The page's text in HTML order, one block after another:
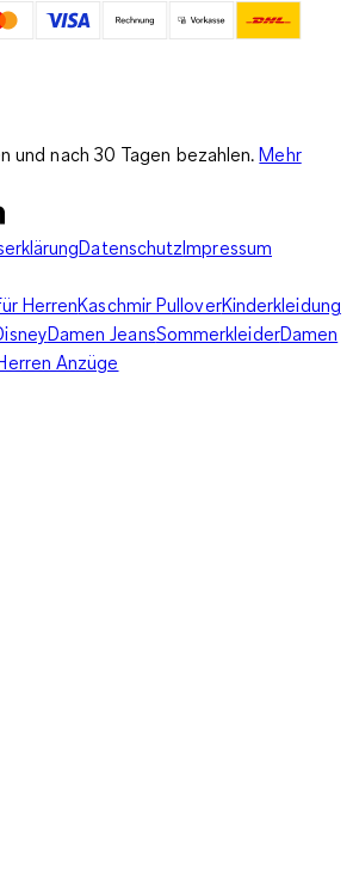
und nach 30 Tagen bezahlen. Mehr
DatenschutzImpressum
HerrenKaschmir PulloverKinderkleidung
Damen JeansSommerkleiderDamen
Anzüge